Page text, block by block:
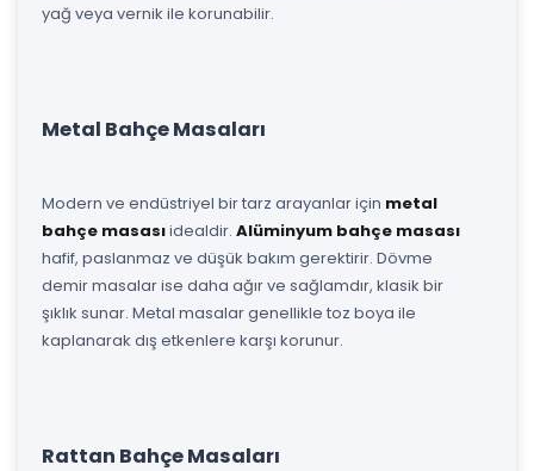
yağ veya vernik ile korunabilir.
Metal Bahçe Masaları
Modern ve endüstriyel bir tarz arayanlar için metal
bahçe masasıidealdir. Alüminyum bahçe masası
hafif, paslanmaz ve düşük bakım gerektirir. Dövme
demir masalar ise daha ağır ve sağlamdır, klasik bir
şıklık sunar. Metal masalar genellikle toz boya ile
kaplanarak dış etkenlere karşı korunur.
Rattan Bahçe Masaları